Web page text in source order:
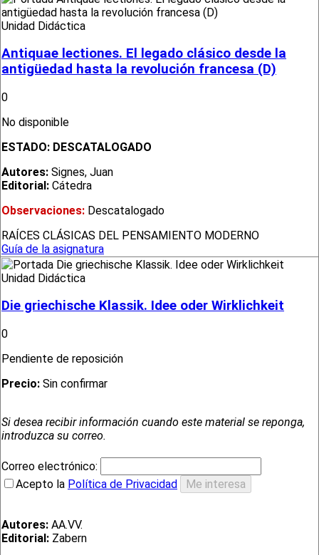
Unidad Didáctica
Antiquae lectiones. El legado clásico desde la
antigüedad hasta la revolución francesa (D)
0
No disponible
ESTADO: DESCATALOGADO
Autores: Signes, Juan
Editorial: Cátedra
Observaciones: Descatalogado
RAÍCES CLÁSICAS DEL PENSAMIENTO MODERNO
Guía de la asignatura
Unidad Didáctica
Die griechische Klassik. Idee oder Wirklichkeit
0
Pendiente de reposición
Precio: Sin confirmar
Si desea recibir información cuando este material se reponga,
introduzca su correo.
Correo electrónico:
Acepto la Política de Privacidad
Autores: AA.VV.
Editorial: Zabern